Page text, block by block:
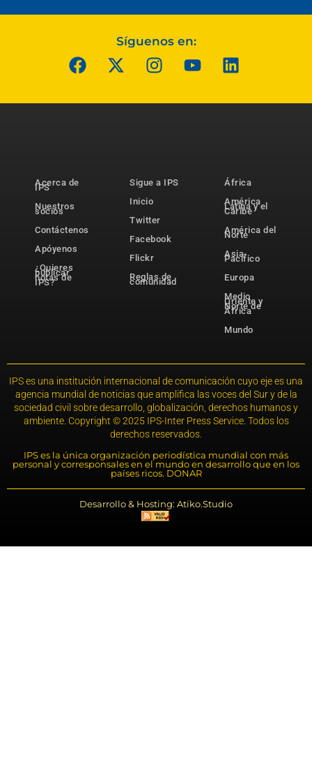
Síguenos en:
Acerca de
IPS
Nuestros
socios
Contáctenos
Apóyenos
¿Quieres
publicar
notas de
IPS?
Sigue a IPS
Inicio
Twitter
Facebook
Flickr
Reglas de
comunidad
África
América
Latina y el
Caribe
América del
Norte
Asia-
Pacífico
Europa
Medio
Oriente y
Norte de
África
Mundo
IPS es una institución internacional de comunicación cuyo eje es una
agencia mundial de noticias que amplifica las voces del Sur y de la
sociedad civil sobre desarrollo, globalización, derechos humanos y
ambiente. Copyright © 2025 IPS-Inter Press Service. Todos los
derechos reservados.
IPS es la única organización periodística mundial con más
personal y corresponsales en el mundo en desarrollo que en los
países ricos. DONAR
Desarrollo & Hosting: Atiko.Studio